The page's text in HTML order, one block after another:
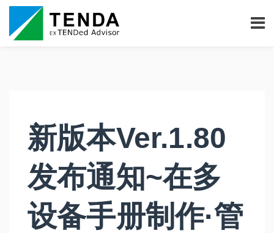
新版本Ver.1.80
发布通知~在多
设备手册制作·管